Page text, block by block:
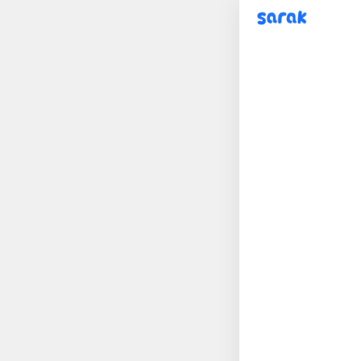
sarak